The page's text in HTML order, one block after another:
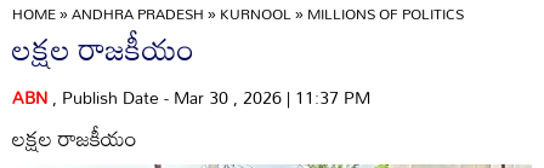
HOME»ANDHRA PRADESH»KURNOOL»MILLIONS OF POLITICS
లక్షల రాజకీయం
ABN, Publish Date - Mar 30 , 2026 | 11:37 PM
లక్షల రాజకీయం